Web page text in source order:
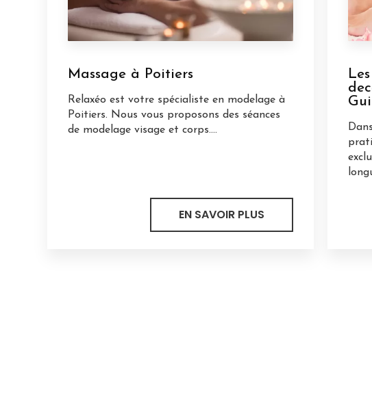
Massage à Poitiers
Relaxéo est votre spécialiste en modelage à
Poitiers. Nous vous proposons des séances
de modelage visage et corps....
EN SAVOIR PLUS